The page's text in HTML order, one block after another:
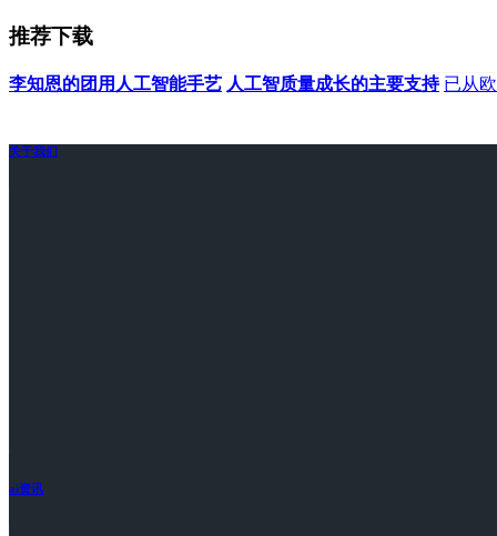
推荐下载
李知恩的团用人工智能手艺 人工智质量成长的主要支持 已从
关于我们
ai资讯